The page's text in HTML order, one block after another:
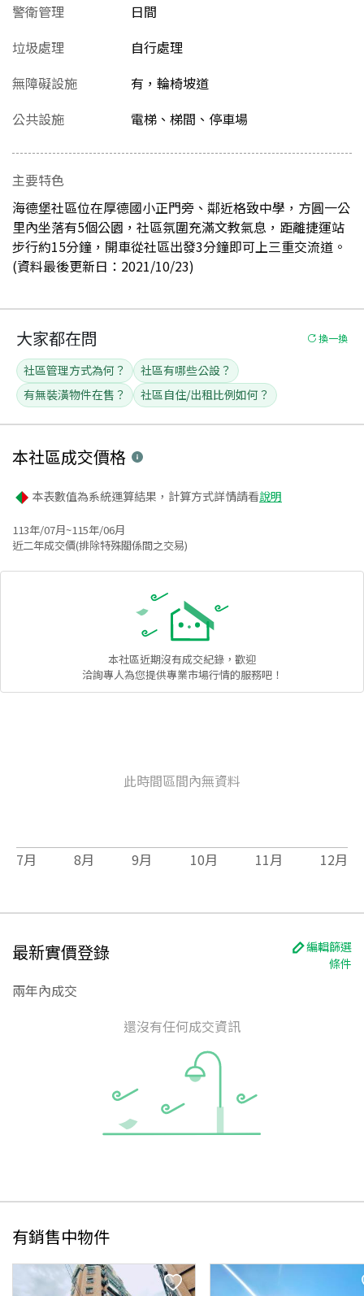
警衛管理
日間
垃圾處理
自行處理
無障礙設施
有，輪椅坡道
公共設施
電梯、梯間、停車場
主要特色
海德堡社區位在厚德國小正門旁、鄰近格致中學，方圓一公
里內坐落有5個公園，社區氛圍充滿文教氣息，距離捷運站
步行約15分鐘，開車從社區出發3分鐘即可上三重交流道。
(資料最後更新日：2021/10/23)
大家都在問 換一換
社區管理方式為何？
社區有哪些公設？
有無裝潢物件在售？
社區自住/出租比例如何？
本社區成交價格
本表數值為系統運算結果，計算方式詳情請看說明
113年/07月~115年/06月
近二年成交價(排除特殊關係間之交易)
本社區近期沒有成交紀錄，歡迎
洽詢專人為您提供專業市場行情的服務吧！
此時間區間內無資料
7月 8月 9月 10月 11月 12月
最新實價登錄
編輯篩選
條件
兩年內成交
還沒有任何成交資訊
有銷售中物件